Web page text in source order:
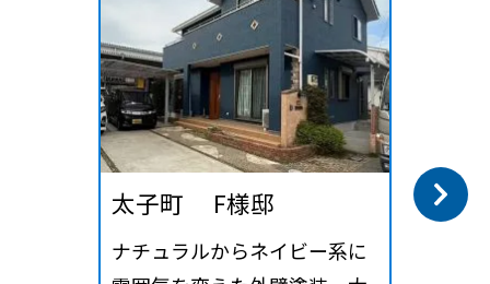
太子町 F様邸
ナチュラルからネイビー系に